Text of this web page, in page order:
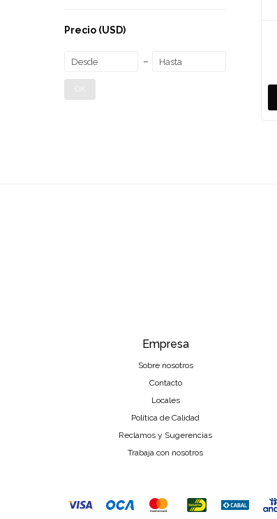
Precio (USD)
Empresa
Sobre nosotros
Contacto
Locales
Política de Calidad
Reclamos y Sugerencias
Trabaja con nosotros